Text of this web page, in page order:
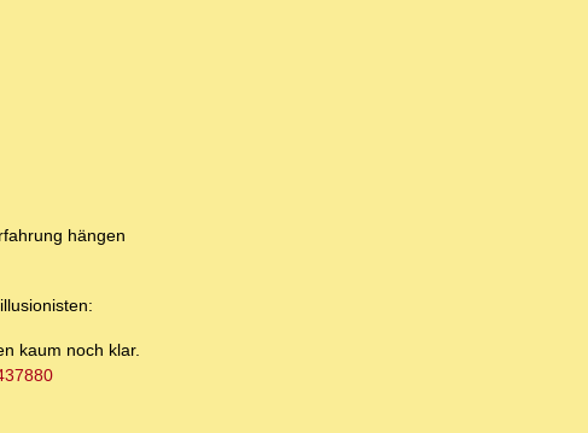
hängen
kaum noch klar.